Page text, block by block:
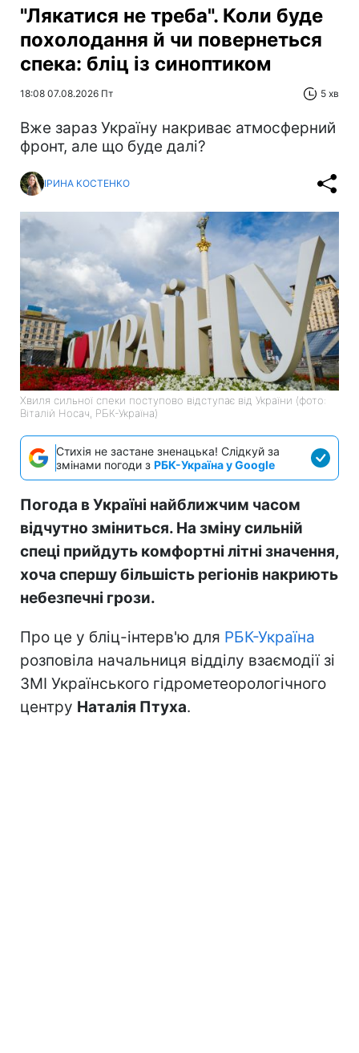
"Лякатися не треба". Коли буде
похолодання й чи повернеться
спека: бліц із синоптиком
18:08 07.08.2026 Пт 5 хв
Вже зараз Україну накриває атмосферний
фронт, але що буде далі?
ІРИНА КОСТЕНКО
Хвиля сильної спеки поступово відступає від України (фото:
Віталій Носач, РБК-Україна)
Стихія не застане зненацька! Слідкуй за
змінами погоди з РБК-Україна у Google
Погода в Україні найближчим часом
відчутно зміниться. На зміну сильній
спеці прийдуть комфортні літні значення,
хоча спершу більшість регіонів накриють
небезпечні грози.
Про це у бліц-інтерв'ю для РБК-Україна
розповіла начальниця відділу взаємодії зі
ЗМІ Українського гідрометеорологічного
центру Наталія Птуха.